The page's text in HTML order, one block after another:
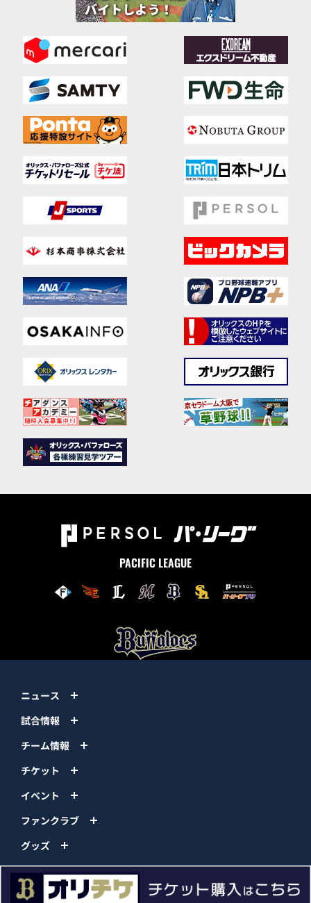
PACIFIC LEAGUE
ニュース
試合情報
チーム情報
チケット
イベント
ファンクラブ
グッズ
ファーム
エンタメ